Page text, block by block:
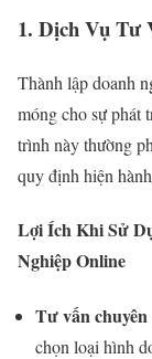
1. Dịch Vụ Tư
Thành lập doanh
móng cho sự phát
trình này thường
quy định hiện
Lợi Ích Khi Sử
Nghiệp Online
Tư vấn chuyên
chọn loại hình